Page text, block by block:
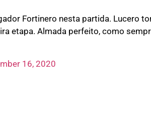
Fortinero nesta partida. Lucero
etapa. Almada perfeito, como
16, 2020